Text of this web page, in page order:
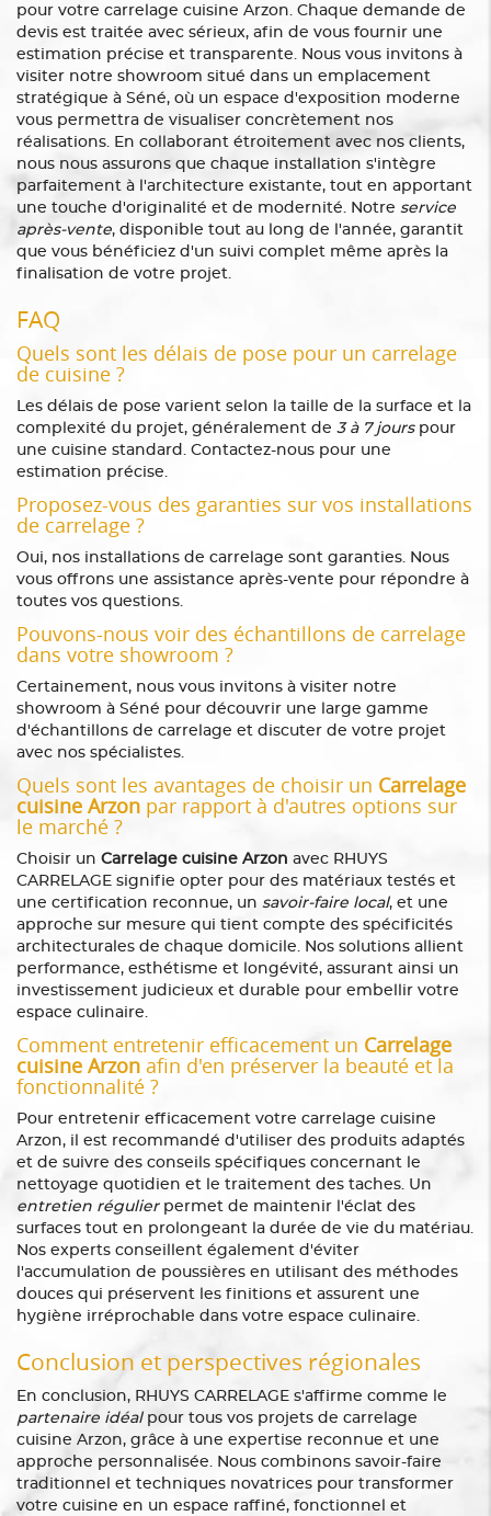
pour votre carrelage cuisine Arzon. Chaque demande de
devis est traitée avec sérieux, afin de vous fournir une
estimation précise et transparente. Nous vous invitons à
visiter notre showroom situé dans un emplacement
stratégique à Séné, où un espace d'exposition moderne
vous permettra de visualiser concrètement nos
réalisations. En collaborant étroitement avec nos clients,
nous nous assurons que chaque installation s'intègre
parfaitement à l'architecture existante, tout en apportant
une touche d'originalité et de modernité. Notre service
après-vente, disponible tout au long de l'année, garantit
que vous bénéficiez d'un suivi complet même après la
finalisation de votre projet.
FAQ
Quels sont les délais de pose pour un carrelage
de cuisine ?
Les délais de pose varient selon la taille de la surface et la
complexité du projet, généralement de 3 à 7 jourspour
une cuisine standard. Contactez-nous pour une
estimation précise.
Proposez-vous des garanties sur vos installations
de carrelage ?
Oui, nos installations de carrelage sont garanties. Nous
vous offrons une assistance après-vente pour répondre à
toutes vos questions.
Pouvons-nous voir des échantillons de carrelage
dans votre showroom ?
Certainement, nous vous invitons à visiter notre
showroom à Séné pour découvrir une large gamme
d'échantillons de carrelage et discuter de votre projet
avec nos spécialistes.
Quels sont les avantages de choisir un Carrelage
cuisine Arzon par rapport à d'autres options sur
le marché ?
Choisir un Carrelage cuisine Arzon avec RHUYS
CARRELAGE signifie opter pour des matériaux testés et
une certification reconnue, un savoir-faire local, et une
approche sur mesure qui tient compte des spécificités
architecturales de chaque domicile. Nos solutions allient
performance, esthétisme et longévité, assurant ainsi un
investissement judicieux et durable pour embellir votre
espace culinaire.
Comment entretenir efficacement un Carrelage
cuisine Arzon afin d'en préserver la beauté et la
fonctionnalité ?
Pour entretenir efficacement votre carrelage cuisine
Arzon, il est recommandé d'utiliser des produits adaptés
et de suivre des conseils spécifiques concernant le
nettoyage quotidien et le traitement des taches. Un
entretien régulierpermet de maintenir l'éclat des
surfaces tout en prolongeant la durée de vie du matériau.
Nos experts conseillent également d'éviter
l'accumulation de poussières en utilisant des méthodes
douces qui préservent les finitions et assurent une
hygiène irréprochable dans votre espace culinaire.
Conclusion et perspectives régionales
En conclusion, RHUYS CARRELAGE s'affirme comme le
partenaire idéalpour tous vos projets de carrelage
cuisine Arzon, grâce à une expertise reconnue et une
approche personnalisée. Nous combinons savoir-faire
traditionnel et techniques novatrices pour transformer
votre cuisine en un espace raffiné, fonctionnel et